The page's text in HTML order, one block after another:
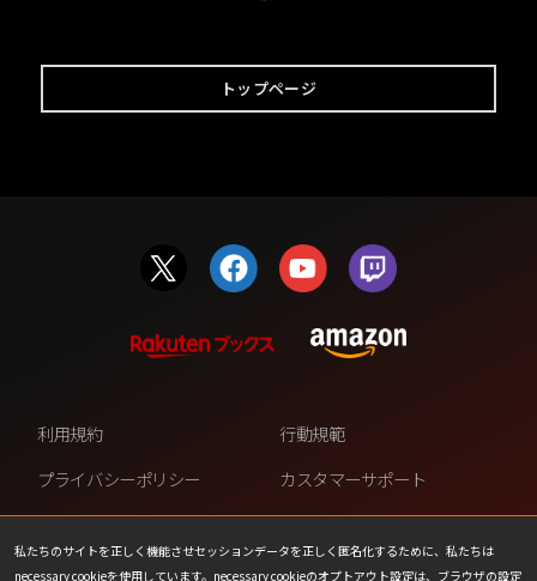
トップページ
私たちのサイトを正しく機能させセッションデータを正しく匿名化するために、私たちは
necessary cookieを使用しています。necessary cookieのオプトアウト設定は、ブラウザの設定
利用規約
行動規範
プライバシーポリシー
カスタマーサポート
ファンコンテンツ・ポリシー
個人情報の販売や共有を許可し
ない